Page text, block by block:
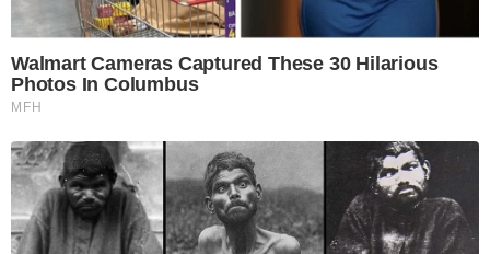
Walmart Cameras Captured These 30 Hilarious
Photos In Columbus
MFH